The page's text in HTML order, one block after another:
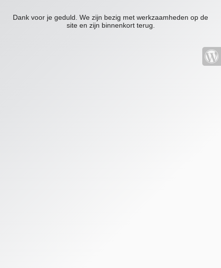
Dank voor je geduld. We zijn bezig met werkzaamheden op de
site en zijn binnenkort terug.